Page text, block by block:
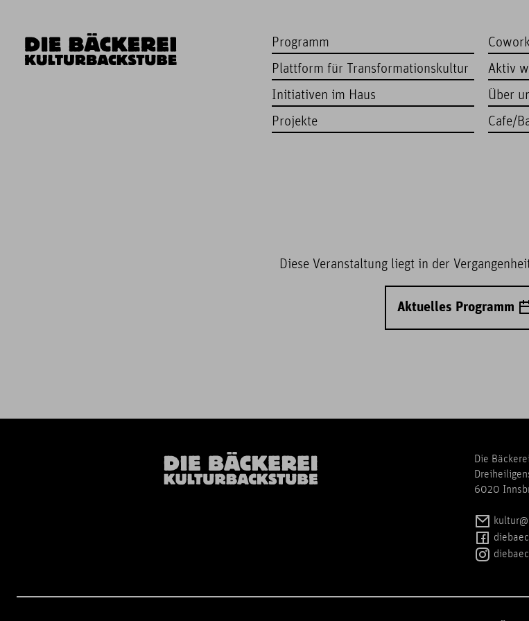
Programm
Plattform für Transformationskultur
Initiativen im Haus
Projekte
Aktiv
Über
Cafe/
Diese Veranstaltung liegt in der
Aktuelles Programm
Die
6020